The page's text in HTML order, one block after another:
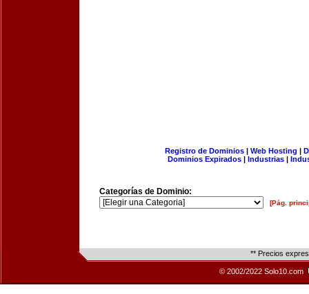
Registro de Dominios| Web Hosting |
Dominios Expirados | Industrias |
Categorías de Dominio:
[Pág.
** Precios
© 2002/2022 Solo10.com